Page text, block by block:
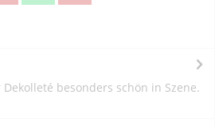
besonders schön in Szene.